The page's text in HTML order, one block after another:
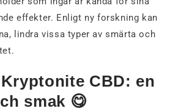
effekter. Enligt ny forskning kan
lindra vissa typer av smärta och
CBD: en
smak 😋